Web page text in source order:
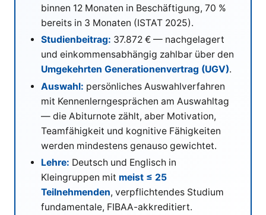
binnen 12 Monaten in Beschäftigung, 70 %
bereits in 3 Monaten (ISTAT 2025).
Studienbeitrag: 37.872 € — nachgelagert
und einkommensabhängig zahlbar über den
Umgekehrten Generationenvertrag (UGV).
Auswahl: persönliches Auswahlverfahren
mit Kennenlerngesprächen am Auswahltag
— die Abiturnote zählt, aber Motivation,
Teamfähigkeit und kognitive Fähigkeiten
werden mindestens genauso gewichtet.
Lehre: Deutsch und Englisch in
Kleingruppen mit meist ≤ 25
Teilnehmenden, verpflichtendes Studium
fundamentale, FIBAA-akkreditiert.